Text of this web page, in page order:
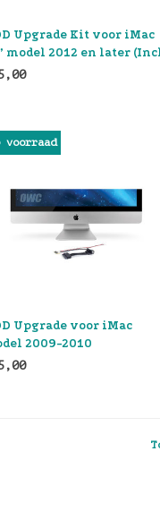
Upgrade Kit voor iMac
model 2012 en later
voorraad
Upgrade voor iMac
2009-2010